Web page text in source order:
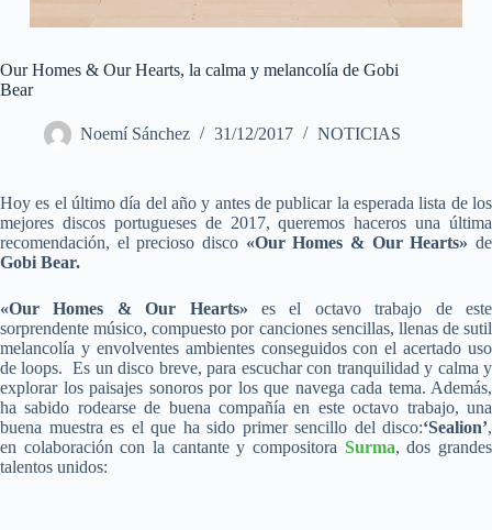
Our Homes & Our Hearts, la calma y melancolía de Gobi
Bear
Noemí Sánchez 31/12/2017 NOTICIAS
Hoy es el último día del año y antes de publicar la esperada lista de los
mejores discos portugueses de 2017, queremos haceros una última
recomendación, el precioso disco «Our Homes & Our Hearts»de
Gobi Bear.
«Our Homes & Our Hearts» es el octavo trabajo de este
sorprendente músico, compuesto por canciones sencillas, llenas de sutil
melancolía y envolventes ambientes conseguidos con el acertado uso
de loops. Es un disco breve, para escuchar con tranquilidad y calma y
explorar los paisajes sonoros por los que navega cada tema. Además,
ha sabido rodearse de buena compañía en este octavo trabajo, una
buena muestra es el que ha sido primer sencillo del disco:‘Sealion’,
en colaboración con la cantante y compositora Surma, dos grandes
talentos unidos: